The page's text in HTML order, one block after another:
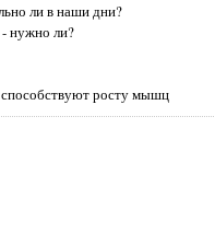
ли в наши дни?
нужно ли?
способствуют росту мышц